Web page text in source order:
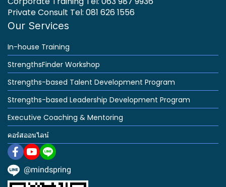
Private Consult Tel: 081 626 1556
Our Services
In-house Training
StrengthsFinder Workshop
Strengths-based Talent Development Program
Strengths-based Leadership Development Program
Executive Coaching & Mentoring
คอร์สออนไลน์
@mindspring